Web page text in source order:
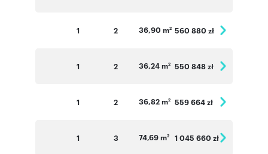
1 2 36,90 m2 560 880 zł
1 2 36,24 m2 550 848 zł
1 2 36,82 m2 559 664 zł
1 3 74,69 m2 1 045 660 zł